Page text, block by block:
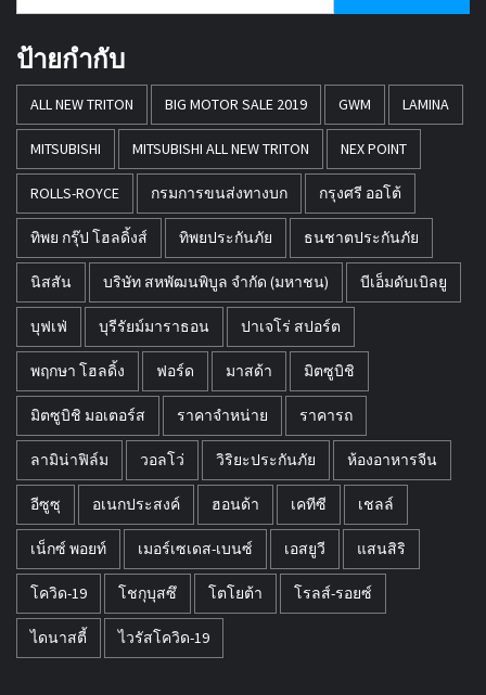
ป้ายกำกับ
ALL NEW TRITON BIG MOTOR SALE 2019 GWM LAMINA
MITSUBISHI MITSUBISHI ALL NEW TRITON NEX POINT
ROLLS-ROYCE กรมการขนส่งทางบก กรุงศรี ออโต้
ทิพย กรุ๊ป โฮลดิ้งส์ ทิพยประกันภัย ธนชาตประกันภัย
นิสสัน บริษัท สหพัฒนพิบูล จำกัด (มหาชน) บีเอ็มดับเบิลยู
บุฟเฟ่ บุรีรัยม์มาราธอน ปาเจโร่ สปอร์ต
พฤกษา โฮลดิ้ง ฟอร์ด มาสด้า มิตซูบิชิ
มิตซูบิชิ มอเตอร์ส ราคาจำหน่าย ราคารถ
ลามิน่าฟิล์ม วอลโว่ วิริยะประกันภัย ห้องอาหารจีน
อีซูซุ อเนกประสงค์ ฮอนด้า เคทีซี เชลล์
เน็กซ์ พอยท์ เมอร์เซเดส-เบนซ์ เอสยูวี แสนสิริ
โควิด-19 โชกุบุสซึ โตโยต้า โรลส์-รอยซ์
ไดนาสตี้ ไวรัสโควิด-19